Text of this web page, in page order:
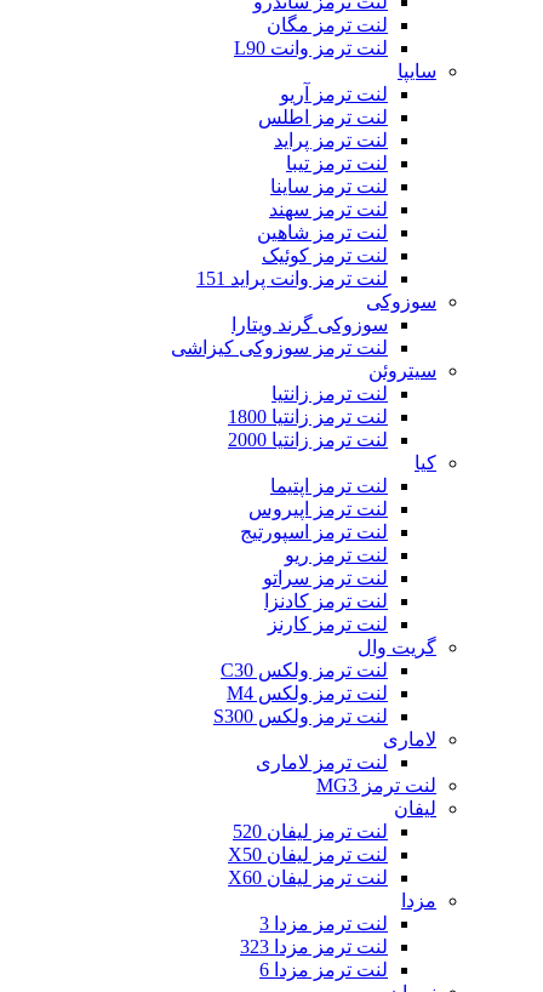
لنت ترمز مگان
لنت ترمز وانت L90
سایپا
لنت ترمز آریو
لنت ترمز اطلس
لنت ترمز پراید
لنت ترمز تیبا
لنت ترمز ساینا
لنت ترمز سهند
لنت ترمز شاهین
لنت ترمز کوئیک
لنت ترمز وانت پراید 151
سوزوکی
سوزوکی گرند ویتارا
لنت ترمز سوزوکی کیزاشی
سیتروئن
لنت ترمز زانتیا
لنت ترمز زانتیا 1800
لنت ترمز زانتیا 2000
کیا
لنت ترمز اپتیما
لنت ترمز اپیروس
لنت ترمز اسپورتیج
لنت ترمز ریو
لنت ترمز سراتو
لنت ترمز کادنزا
لنت ترمز کارنز
گریت وال
لنت ترمز ولکس C30
لنت ترمز ولکس M4
لنت ترمز ولکس S300
لاماری
لنت ترمز لاماری
لنت ترمز MG3
لیفان
لنت ترمز لیفان 520
لنت ترمز لیفان X50
لنت ترمز لیفان X60
مزدا
لنت ترمز مزدا 3
لنت ترمز مزدا 323
لنت ترمز مزدا 6